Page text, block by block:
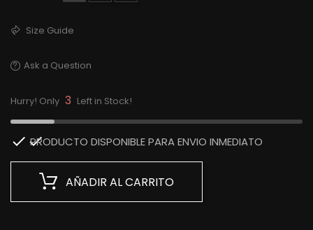
Size Guide
Ask a Question
Hurry! Only 3 Left in Stock!

PRODUCTO DISPONIBLE PARA ENVIO INMEDIATO
AÑADIR AL CARRITO